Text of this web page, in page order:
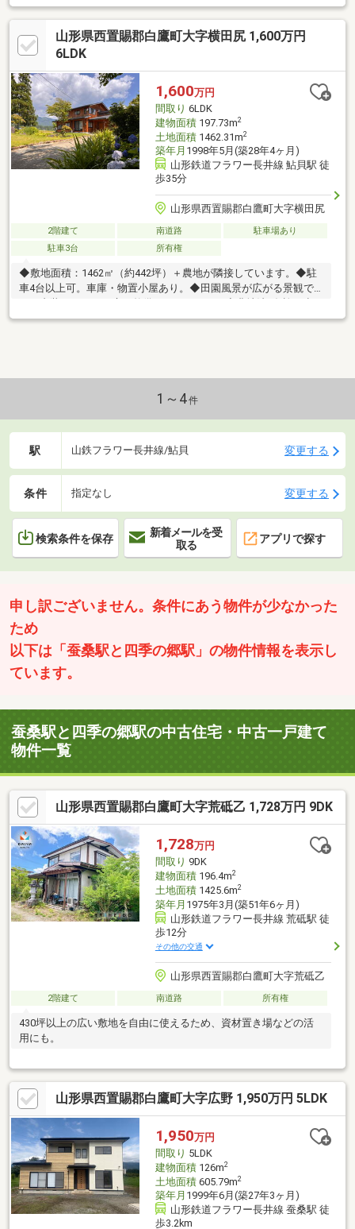
ヤードや卓球が楽しめて、カラオケ設備もあってとても楽しい職
場になること間違いなですね！
山形県西置賜郡白鷹町大字横田尻 1,600万円
6LDK
1,600万円
間取り 6LDK
建物面積197.73m2
土地面積1462.31m2
築年月 1998年5月(築28年4ヶ月)
山形鉄道フラワー長井線 鮎貝駅 徒
歩35分
山形県西置賜郡白鷹町大字横田尻
2階建て 南道路
駐車場あり
駐車3台
所有権
◆敷地面積：1462㎡（約442坪）＋農地が隣接しています。◆駐
車4台以上可。車庫・物置小屋あり。◆田園風景が広がる景観で
請が必要です。詳しくはお問合せ下さい。※内覧希望の際は事前
詳しくは担当者までお問合せ下さい。
1～4件
駅 山鉄フラワー長井線/鮎貝 変更する
条件 指定なし 変更する
検索条件を保存
新着メールを受
取る
アプリで探す
申し訳ございません。条件にあう物件が少なかった
ため
以下は「蚕桑駅と四季の郷駅」の物件情報を表示し
ています。
蚕桑駅と四季の郷駅の中古住宅・中古一戸建て
物件一覧
山形県西置賜郡白鷹町大字荒砥乙 1,728万円 9DK
1,728万円
間取り 9DK
建物面積196.4m2
土地面積1425.6m2
築年月 1975年3月(築51年6ヶ月)
山形鉄道フラワー長井線 荒砥駅 徒
歩12分
その他の交通
山形県西置賜郡白鷹町大字荒砥乙
2階建て 南道路 所有権
430坪以上の広い敷地を自由に使えるため、資材置き場などの活
用にも。
山形県西置賜郡白鷹町大字広野 1,950万円 5LDK
1,950万円
間取り 5LDK
建物面積126m2
土地面積605.79m2
築年月 1999年6月(築27年3ヶ月)
山形鉄道フラワー長井線 蚕桑駅 徒
歩3.2km